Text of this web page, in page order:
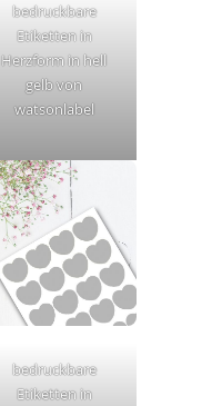
bedruckbare
Etiketten in
Herzform in hell
gelb von
watsonlabel
bedruckbare
Etiketten in